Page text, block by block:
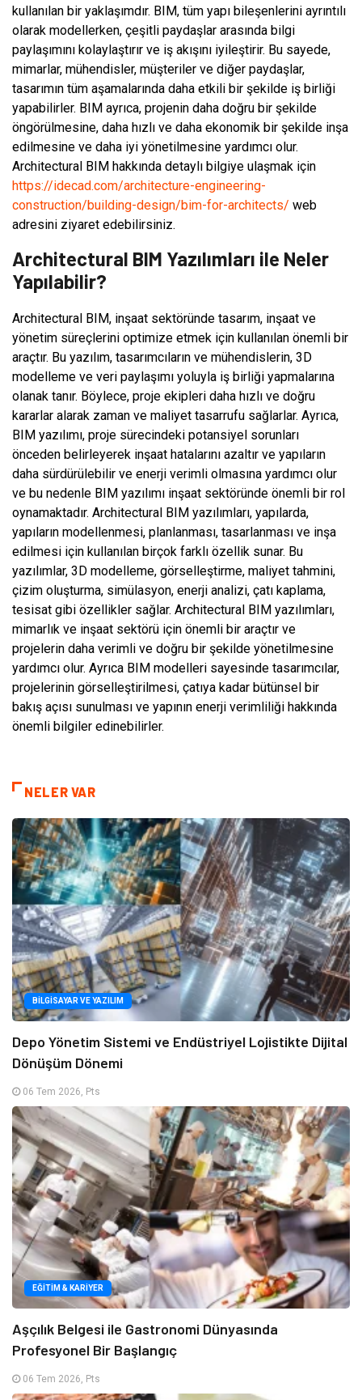
kullanılan bir yaklaşımdır. BIM, tüm yapı bileşenlerini ayrıntılı
olarak modellerken, çeşitli paydaşlar arasında bilgi
paylaşımını kolaylaştırır ve iş akışını iyileştirir. Bu sayede,
mimarlar, mühendisler, müşteriler ve diğer paydaşlar,
tasarımın tüm aşamalarında daha etkili bir şekilde iş birliği
yapabilirler. BIM ayrıca, projenin daha doğru bir şekilde
öngörülmesine, daha hızlı ve daha ekonomik bir şekilde inşa
edilmesine ve daha iyi yönetilmesine yardımcı olur.
Architectural BIM hakkında detaylı bilgiye ulaşmak için
https://idecad.com/architecture-engineering-
construction/building-design/bim-for-architects/ web
adresini ziyaret edebilirsiniz.
Architectural BIM Yazılımları ile Neler
Yapılabilir?
Architectural BIM, inşaat sektöründe tasarım, inşaat ve
yönetim süreçlerini optimize etmek için kullanılan önemli bir
araçtır. Bu yazılım, tasarımcıların ve mühendislerin, 3D
modelleme ve veri paylaşımı yoluyla iş birliği yapmalarına
olanak tanır. Böylece, proje ekipleri daha hızlı ve doğru
kararlar alarak zaman ve maliyet tasarrufu sağlarlar. Ayrıca,
BIM yazılımı, proje sürecindeki potansiyel sorunları
önceden belirleyerek inşaat hatalarını azaltır ve yapıların
daha sürdürülebilir ve enerji verimli olmasına yardımcı olur
ve bu nedenle BIM yazılımı inşaat sektöründe önemli bir rol
oynamaktadır. Architectural BIM yazılımları, yapılarda,
yapıların modellenmesi, planlanması, tasarlanması ve inşa
edilmesi için kullanılan birçok farklı özellik sunar. Bu
yazılımlar, 3D modelleme, görselleştirme, maliyet tahmini,
çizim oluşturma, simülasyon, enerji analizi, çatı kaplama,
tesisat gibi özellikler sağlar. Architectural BIM yazılımları,
mimarlık ve inşaat sektörü için önemli bir araçtır ve
projelerin daha verimli ve doğru bir şekilde yönetilmesine
yardımcı olur. Ayrıca BIM modelleri sayesinde tasarımcılar,
projelerinin görselleştirilmesi, çatıya kadar bütünsel bir
bakış açısı sunulması ve yapının enerji verimliliği hakkında
önemli bilgiler edinebilirler.
NELER VAR
BILGISAYAR VE YAZILIM
Depo Yönetim Sistemi ve Endüstriyel Lojistikte Dijital
Dönüşüm Dönemi
06 Tem 2026, Pts
EĞITIM & KARIYER
Aşçılık Belgesi ile Gastronomi Dünyasında
Profesyonel Bir Başlangıç
06 Tem 2026, Pts